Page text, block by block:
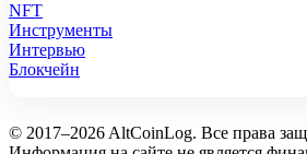
NFT
Инструменты
Интервью
Блокчейн
© 2017–2026 AltCoinLog. Все права